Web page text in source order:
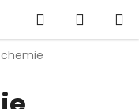
Hledat
KOŠÍK